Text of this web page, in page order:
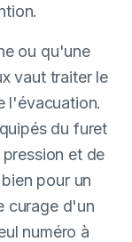
ou qu'une
vaut traiter le
l'évacuation.
du furet
et de
pour un
curage d'un
numéro à